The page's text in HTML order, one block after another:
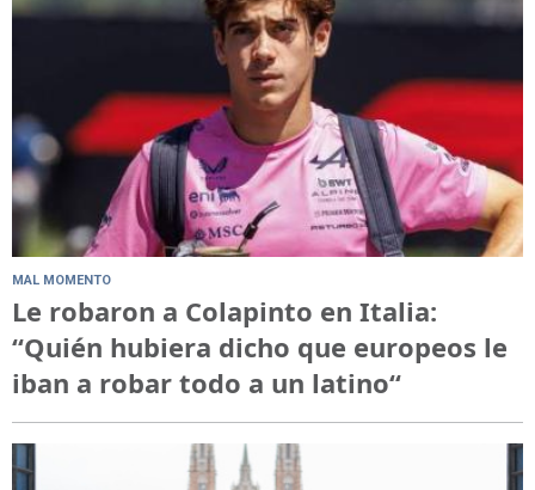
MAL MOMENTO
Le robaron a Colapinto en Italia:
“Quién hubiera dicho que europeos le
iban a robar todo a un latino“